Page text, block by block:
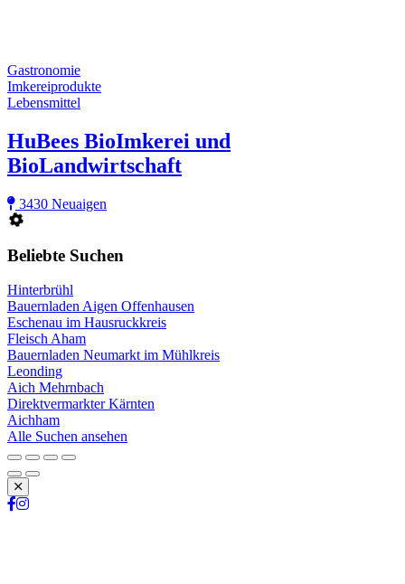
Gastronomie
Imkereiprodukte
Lebensmittel
HuBees BioImkerei und
BioLandwirtschaft
3430 Neuaigen
Beliebte Suchen
Hinterbrühl
Bauernladen Aigen Offenhausen
Eschenau im Hausruckkreis
Fleisch Aham
Bauernladen Neumarkt im Mühlkreis
Leonding
Aich Mehrnbach
Direktvermarkter Kärnten
Aichham
Alle Suchen ansehen
Schließen